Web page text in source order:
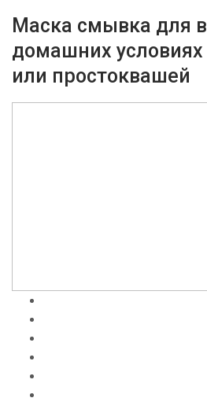
Маска смывка для
домашних
или простоквашей